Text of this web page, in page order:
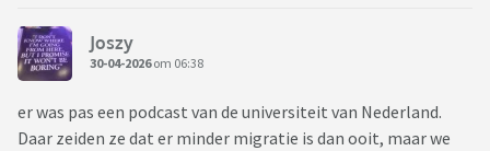
Joszy
30-04-2026om 06:38
er was pas een podcast van de universiteit van Nederland.
Daar zeiden ze dat er minder migratie is dan ooit, maar we